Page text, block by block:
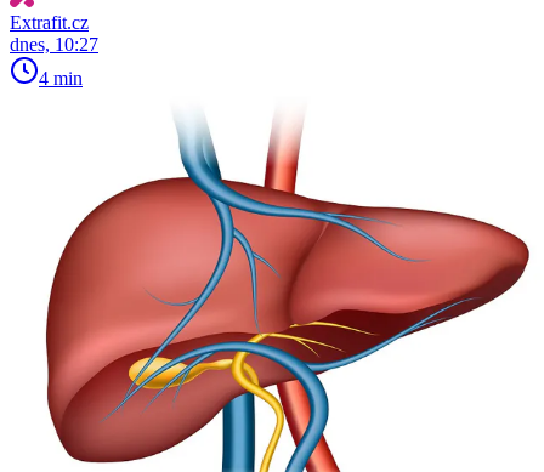
Extrafit.cz
dnes, 10:27
4 min